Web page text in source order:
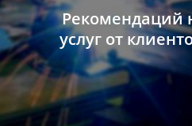
Рекомендаций
услуг от